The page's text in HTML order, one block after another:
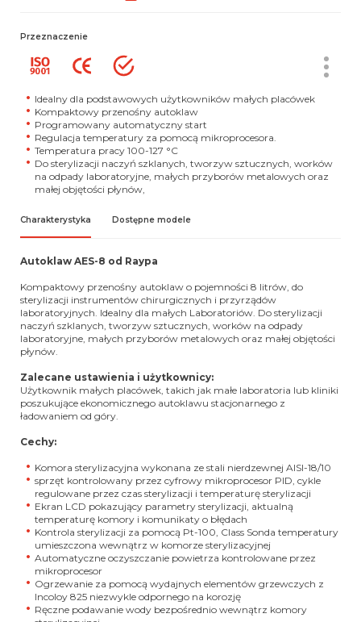
Przeznaczenie
Idealny dla podstawowych użytkowników małych placówek
Kompaktowy przenośny autoklaw
Programowany automatyczny start
Regulacja temperatury za pomocą mikroprocesora.
Temperatura pracy 100-127 °C
Do sterylizacji naczyń szklanych, tworzyw sztucznych, worków
na odpady laboratoryjne, małych przyborów metalowych oraz
małej objętości płynów,
Charakterystyka Dostępne modele
Autoklaw AES-8 od Raypa
Kompaktowy przenośny autoklaw o pojemności 8 litrów, do
sterylizacji instrumentów chirurgicznych i przyrządów
laboratoryjnych. Idealny dla małych Laboratoriów. Do sterylizacji
naczyń szklanych, tworzyw sztucznych, worków na odpady
laboratoryjne, małych przyborów metalowych oraz małej objętości
płynów.
Zalecane ustawienia i użytkownicy:
Użytkownik małych placówek, takich jak małe laboratoria lub kliniki
poszukujące ekonomicznego autoklawu stacjonarnego z
ładowaniem od góry.
Cechy:
Komora sterylizacyjna wykonana ze stali nierdzewnej AISI-18/10
sprzęt kontrolowany przez cyfrowy mikroprocesor PID, cykle
regulowane przez czas sterylizacji i temperaturę sterylizacji
Ekran LCD pokazujący parametry sterylizacji, aktualną
temperaturę komory i komunikaty o błędach
Kontrola sterylizacji za pomocą Pt-100, Class Sonda temperatury
umieszczona wewnątrz w komorze sterylizacyjnej
Automatyczne oczyszczanie powietrza kontrolowane przez
mikroprocesor
Ogrzewanie za pomocą wydajnych elementów grzewczych z
Incoloy 825 niezwykle odpornego na korozję
Ręczne podawanie wody bezpośrednio wewnątrz komory